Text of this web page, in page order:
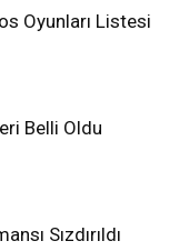
Oyunları Listesi
Belli Oldu
Sızdırıldı